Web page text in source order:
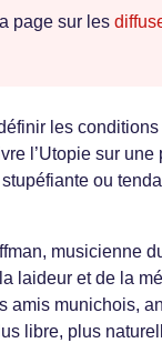
page sur les
les
l’Utopie sur
ou
musicienne
laideur et de la
amis munichois,
libre, plus